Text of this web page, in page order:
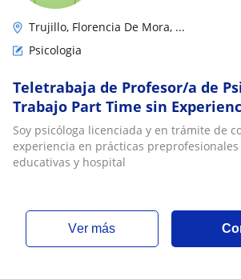
Trujillo, Florencia De Mora, ...
Psicologia
Teletrabaja de Profesor/a de
Trabajo Part Time sin
Soy psicóloga licenciada y en trámite de
experiencia en prácticas
educativas y hospital
ver más